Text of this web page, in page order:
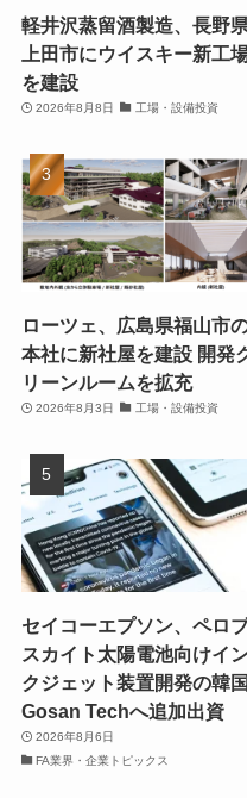
軽井沢蒸留酒製造、長野
上田市にウイスキー新工
を建設
2026年8月8日 工場・設備投資
ローツェ、広島県福山市
本社に新社屋を建設 開発
リーンルームを拡充
2026年8月3日 工場・設備投資
セイコーエプソン、ペロ
スカイト太陽電池向けイ
クジェット装置開発の韓国
Gosan Techへ追加出資
2026年8月6日
FA業界・企業トピックス